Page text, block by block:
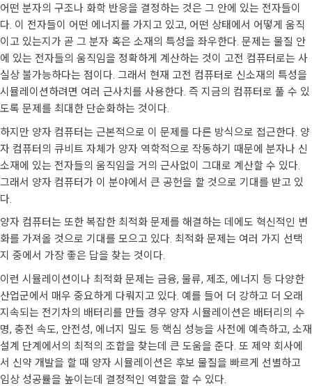
어떤 분자의 구조나 화학 반응을 결정하는 것은 그 안에 있는 전자들이
다. 이 전자들이 어떤 에너지를 가지고 있고, 어떤 상태에서 어떻게 움직
이고 있는지가 곧 그 분자 혹은 소재의 특성을 좌우한다. 문제는 물질 안
에 있는 전자들의 움직임을 정확하게 계산하는 것이 고전 컴퓨터로는 사
실상 불가능하다는 점이다. 그래서 현재 고전 컴퓨터로 신소재의 특성을
시뮬레이션하려면 여러 근사치를 사용한다. 즉 지금의 컴퓨터로 풀 수 있
도록 문제를 최대한 단순화하는 것이다.
하지만 양자 컴퓨터는 근본적으로 이 문제를 다른 방식으로 접근한다. 양
자 컴퓨터의 큐비트 자체가 양자 역학적으로 작동하기 때문에 분자나 신
소재에 있는 전자들의 움직임을 거의 근사없이 그대로 계산할 수 있다.
그래서 양자 컴퓨터가 이 분야에서 큰 공헌을 할 것으로 기대를 받고 있
다.
양자 컴퓨터는 또한 복잡한 최적화 문제를 해결하는 데에도 혁신적인 변
화를 가져올 것으로 기대를 모으고 있다. 최적화 문제는 여러 가지 선택
지 중에서 가장 좋은 답을 찾는 것이다.
이런 시뮬레이션이나 최적화 문제는 금융, 물류, 제조, 에너지 등 다양한
산업군에서 매우 중요하게 다뤄지고 있다. 예를 들어 더 강하고 더 오래
지속되는 전기차의 배터리를 만들 경우 양자 시뮬레이션은 배터리의 수
명, 충전 속도, 안전성, 에너지 밀도 등 핵심 성능을 사전에 예측하고, 소재
설계 단계에서의 최적의 조합을 찾는데 큰 도움을 준다. 또 제약 회사에
서 신약 개발을 할 때 양자 시뮬레이션은 후보 물질을 빠르게 선별하고
임상 성공률을 높이는데 결정적인 역할을 할 수 있다.